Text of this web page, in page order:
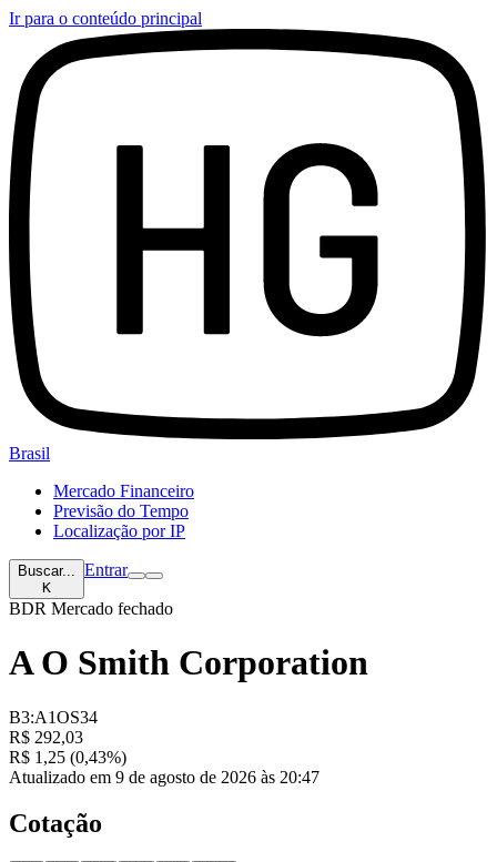
Ir para o conteúdo principal
Brasil
Mercado Financeiro
Previsão do Tempo
Localização por IP
Buscar...
K
Entrar
BDR Mercado fechado
A O Smith Corporation
B3:A1OS34
R$ 292,03
R$ 1,25 (0,43%)
Atualizado em 9 de agosto de 2026 às 20:47
Cotação